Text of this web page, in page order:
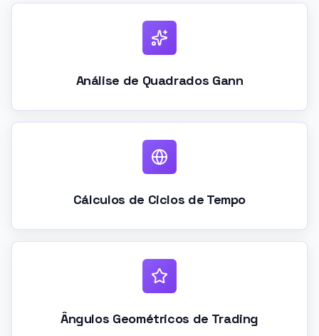
Análise de Quadrados Gann
Cálculos de Ciclos de Tempo
Ângulos Geométricos de Trading